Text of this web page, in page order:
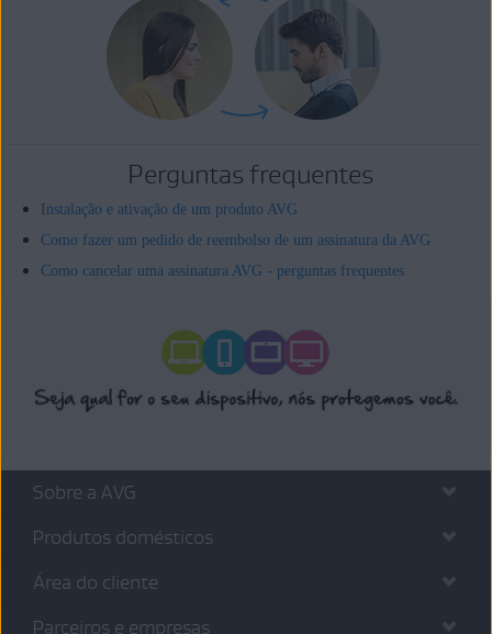
Perguntas frequentes
Instalação e ativação de um produto AVG
Como fazer um pedido de reembolso de um assinatura da AVG
Como cancelar uma assinatura AVG - perguntas frequentes
Sobre a AVG
Produtos domésticos
Área do cliente
Parceiros e empresas